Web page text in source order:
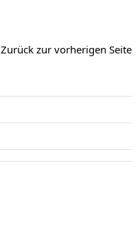
Zurück zur vorherigen Seite